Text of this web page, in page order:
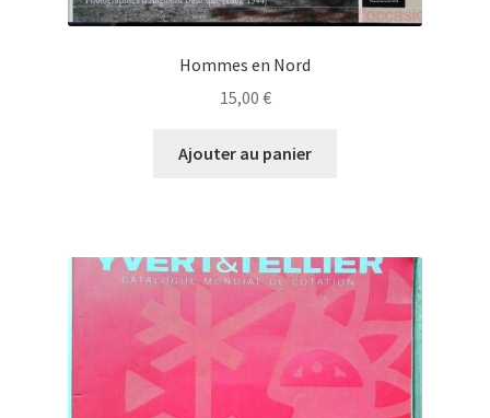
Hommes en Nord
15,00 €
Ajouter au panier